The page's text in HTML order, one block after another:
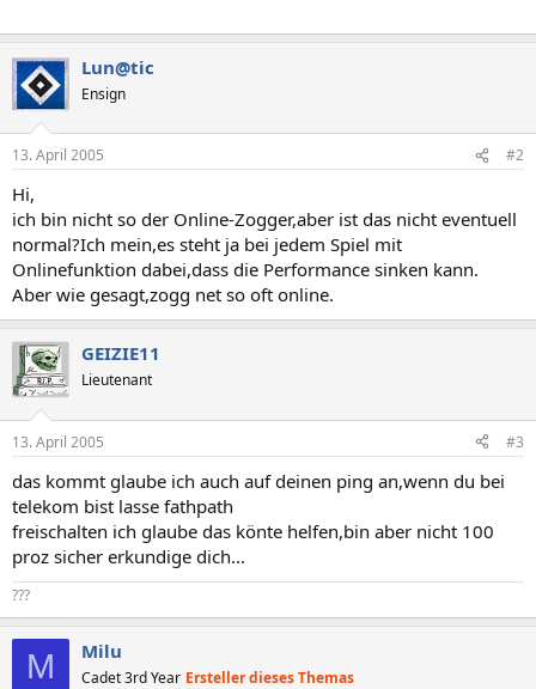
Lun@tic
Ensign
13. April 2005 #2
Hi,
ich bin nicht so der Online-Zogger,aber ist das nicht eventuell
normal?Ich mein,es steht ja bei jedem Spiel mit
Onlinefunktion dabei,dass die Performance sinken kann.
Aber wie gesagt,zogg net so oft online.
GEIZIE11
Lieutenant
13. April 2005 #3
das kommt glaube ich auch auf deinen ping an,wenn du bei
telekom bist lasse fathpath
freischalten ich glaube das könte helfen,bin aber nicht 100
proz sicher erkundige dich...
???
M Milu
Cadet 3rd Year Ersteller dieses Themas